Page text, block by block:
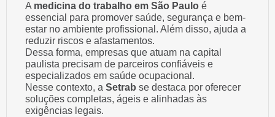
A medicina do trabalho em São Paulo é
essencial para promover saúde, segurança e bem-
estar no ambiente profissional. Além disso, ajuda a
reduzir riscos e afastamentos.
Dessa forma, empresas que atuam na capital
paulista precisam de parceiros confiáveis e
especializados em saúde ocupacional.
Nesse contexto, a Setrab se destaca por oferecer
soluções completas, ágeis e alinhadas às
exigências legais.